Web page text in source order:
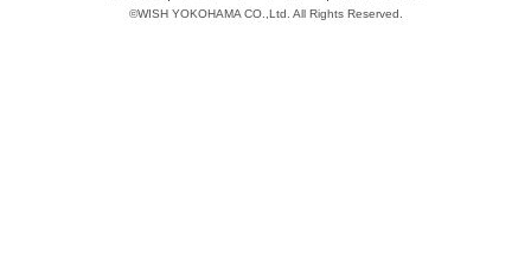
©WISH YOKOHAMA CO.,Ltd. All Rights Reserved.